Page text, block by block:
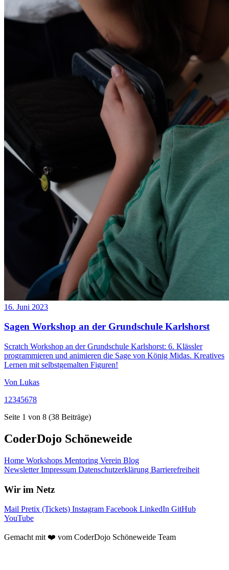
16. Juni 2023
Sagen Workshop an der Grundschule Karlshorst
Scratch Workshop an der Grundschule Karlshorst: 6. Klässler
programmieren und animieren die Sage von König Midas. Kreatives
Lernen mit selbstgemalten Figuren!
Von Lukas
1 2345678
Seite 1 von 8 (38 Beiträge)
CoderDojo Schöneweide
Home Workshops Mentoring Verein Blog
NewsletterImpressum Datenschutzerklärung Barrierefreiheit
Wir im Netz
Mail Pretix (Tickets) Instagram Facebook LinkedIn GitHub
YouTube
Gemacht mit ❤️ vom CoderDojo Schöneweide Team